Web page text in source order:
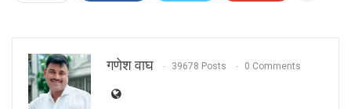
गणेश वाघ 39678 Posts 0 Comments